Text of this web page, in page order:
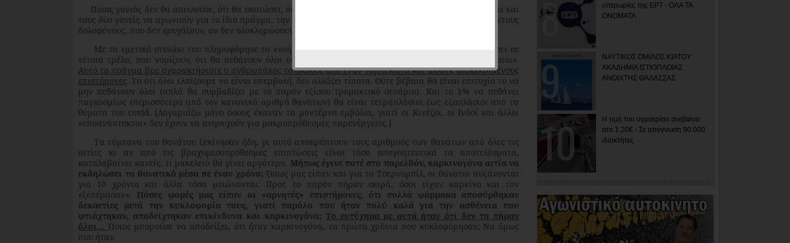
Ποιος γονιός δεν θα απειλούσε, ότι θα σκοτώσει, όποιον πάει να κάνει κακό στα παιδιά του; Εδώ έχουμε και
τους δύο γονείς να αγωνιούν για το ίδιο πράγμα, την ζωή των παιδιών τους, χωρισμένοι από τους αδίστακτους
δολοφόνους, που δεν ησυχάζουν, αν δεν ολοκληρώσουν την «τελική λύση».
Με το εμετικό στυλάκι του πληροφόρησε το «νοήμον» κοινό του, ότι «αυτοί οι άνθρωποι έχουν φτάσει σε
τέτοια τρέλα, που νομίζουν, ότι θα πεθάνουν όλοι οι εμβολιασμένοι και θα ζήσουν μόνο οι ανεμβολίαστοι».
Αυτό το πράγμα βρε αχαρακτήριστε ο ανθρωπάκος το άκουσε από έναν νομπελίστα και άλλους διακεκριμένους
επιστήμονες. Το ότι όλοι ελπίζουμε να είναι υπερβολή, δεν αλλάζει τίποτα. Ούτε βέβαια θα είναι επιτυχία το να
μην πεθάνουν όλοι (απλά θα συμβαδίζει με το παρόν εξίσου τρομακτικό σενάριο). Και το 1% να πεθάνει
παγκοσμίως (περισσότερο από τον κανονικό αριθμό θανάτων) θα είναι τετραπλάσιοι έως εξαπλάσιοι από τα
θύματα του covid. [Λογαριάζω μόνο όσους έκαναν τα μοντέρνα εμβόλια, γιατί οι Κινέζοι, οι Ινδοί και άλλοι
«υποανάπτυκτοι» δεν έχουν να ανησυχούν για μακροπρόθεσμες παρενέργειες.]
Τα τύμπανα του θανάτου ξεκίνησαν ήδη, γι αυτό αποκρύπτουν τους αριθμούς των θανάτων από όλες τις
αιτίες κι αν από τις βραχυμεσοπρόθεσμες επιπτώσεις είναι τόσο απογοητευτικά τα αποτελέσματα,
καταλαβαίνει κανείς, τι μακελειό θα γίνει αργότερα. Μήπως έγινε ποτέ στο παρελθόν, καρκινογόνα αιτία να
εκδηλώσει το θανατικό μέσα σε έναν χρόνο; Όπως μας είπαν και για το Τσερνομπίλ, οι θάνατοι αυξάνονται
για 10 χρόνια και άλλα τόσα μειώνονται. Προς το παρόν πήραν σειρά, όσοι είχαν καρκίνο και τον
«ξεπέρασαν». Πόσες φορές μας είπαν οι «αρνητές» επιστήμονες, ότι πολλά φάρμακα αποσύρθηκαν
δεκαετίες μετά την κυκλοφορία τους, γιατί παρόλο που ήταν πολύ καλά για την ασθένεια που
φτιάχτηκαν, αποδείχτηκαν επικίνδυνα και καρκινογόνα; Το ευτύχημα με αυτά ήταν ότι δεν τα πήραν
όλοι… Ποιος μπορούσε να αποδείξει, ότι ήταν καρκινογόνα, τα πρώτα χρόνια που κυκλοφόρησαν; Να όμως
που ήταν.
υπερωρίες της ΕΡΤ - ΟΛΑ ΤΑ
ΟΝΟΜΑΤΑ
ΝΑΥΤΙΚΟΣ ΟΜΙΛΟΣ ΚΙΑΤΟΥ:
ΑΚΑΔΗΜΙΑ ΙΣΤΙΟΠΛΟΙΑΣ
ΑΝΟΙΧΤΗΣ ΘΑΛΑΣΣΑΣ
Η τιμή του υγραερίου ανεβαίνει
στο 1.20€ - Σε απόγνωση 90.000
ιδιοκτήτες